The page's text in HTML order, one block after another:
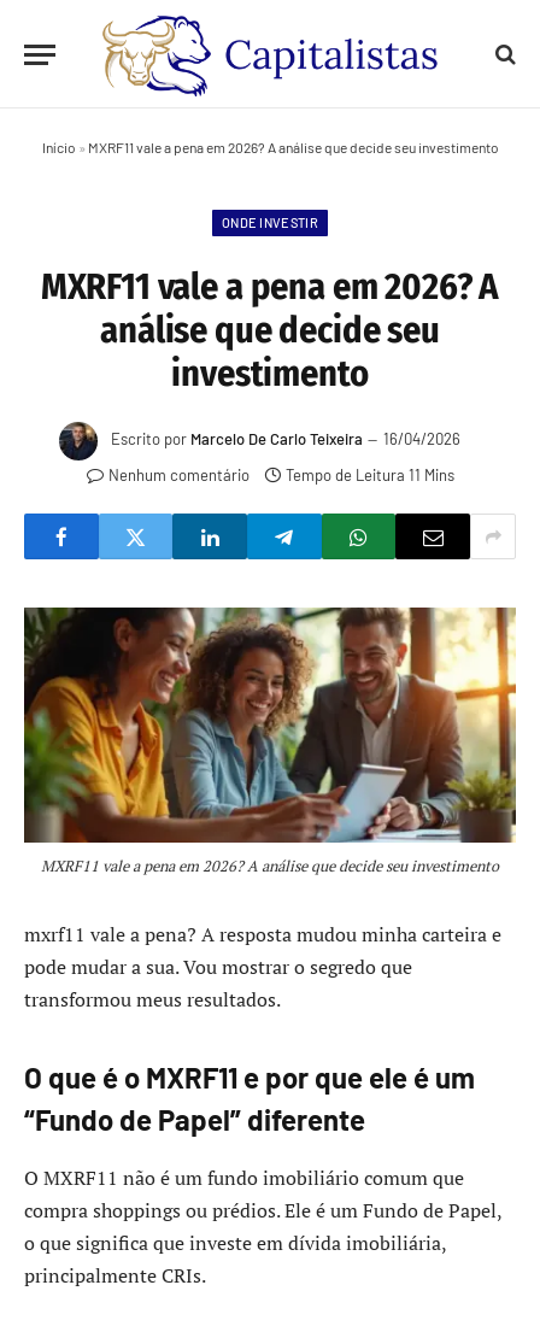
Início » MXRF11 vale a pena em 2026? A análise que decide seu investimento
ONDE INVESTIR
MXRF11 vale a pena em 2026? A
análise que decide seu
investimento
Escrito por Marcelo De Carlo Teixeira
16/04/2026
Nenhum comentário
Tempo de Leitura 11 Mins
MXRF11 vale a pena em 2026? A análise que decide seu investimento
mxrf11 vale a pena? A resposta mudou minha carteira e
pode mudar a sua. Vou mostrar o segredo que
transformou meus resultados.
O que é o MXRF11 e por que ele é um
“Fundo de Papel” diferente
O MXRF11 não é um fundo imobiliário comum que
compra shoppings ou prédios. Ele é um Fundo de Papel,
o que significa que investe em dívida imobiliária,
principalmente CRIs.